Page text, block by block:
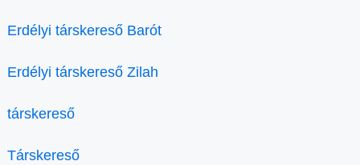
Erdélyi társkereső Barót
Erdélyi társkereső Zilah
társkereső
Társkereső